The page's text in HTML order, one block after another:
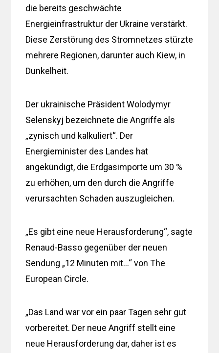
die bereits geschwächte
Energieinfrastruktur der Ukraine verstärkt.
Diese Zerstörung des Stromnetzes stürzte
mehrere Regionen, darunter auch Kiew, in
Dunkelheit.
Der ukrainische Präsident Wolodymyr
Selenskyj bezeichnete die Angriffe als
„zynisch und kalkuliert“. Der
Energieminister des Landes hat
angekündigt, die Erdgasimporte um 30 %
zu erhöhen, um den durch die Angriffe
verursachten Schaden auszugleichen.
„Es gibt eine neue Herausforderung“, sagte
Renaud-Basso gegenüber der neuen
Sendung „12 Minuten mit…“ von The
European Circle.
„Das Land war vor ein paar Tagen sehr gut
vorbereitet. Der neue Angriff stellt eine
neue Herausforderung dar, daher ist es